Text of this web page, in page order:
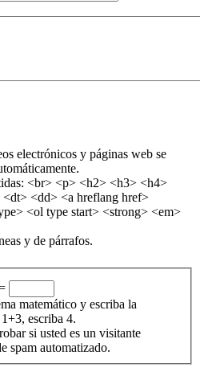
electrónicos y páginas web se
<br> <p> <h2> <h3> <h4>
<dd> <a hreflang href>
<ol type start> <strong> <em>
y de párrafos.
matemático y escriba la
escriba 4.
si usted es un visitante
spam automatizado.